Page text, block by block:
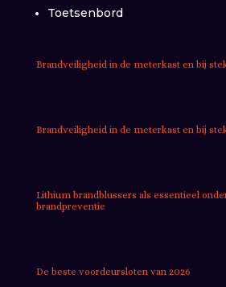
Toetsenbord
Brandveiligheid in de meterkast en bij
Brandveiligheid in de meterkast en bij
Lithium brandblussers als essentieel
brandpreventie
De beste voordeursloten van 2026